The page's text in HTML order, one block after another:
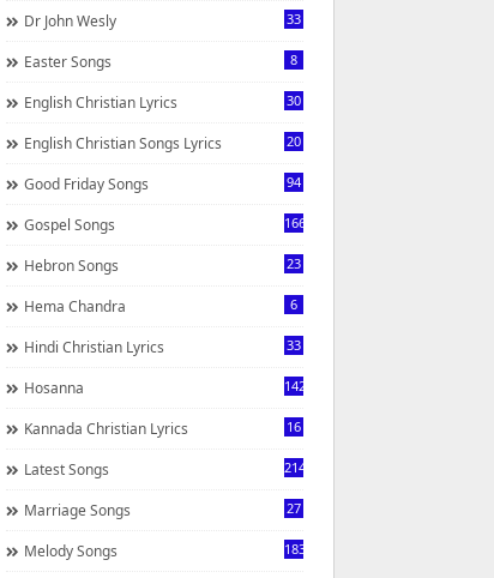
Dr John Wesly 33
Easter Songs 8
English Christian Lyrics 30
English Christian Songs Lyrics 20
Good Friday Songs 94
Gospel Songs 166
Hebron Songs 23
Hema Chandra 6
Hindi Christian Lyrics 33
Hosanna 142
Kannada Christian Lyrics 16
Latest Songs 214
Marriage Songs 27
Melody Songs 183